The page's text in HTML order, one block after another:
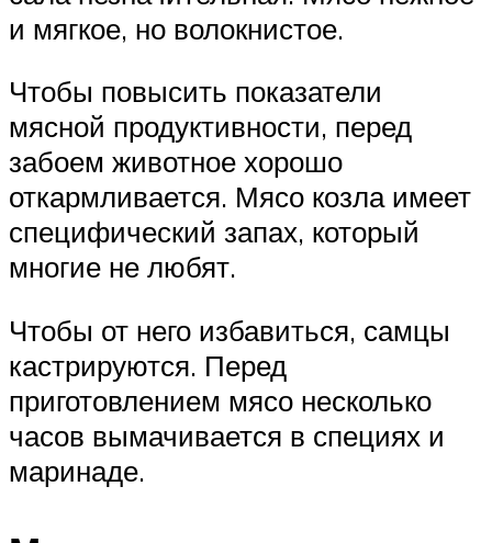
и мягкое, но волокнистое.
Чтобы повысить показатели
мясной продуктивности, перед
забоем животное хорошо
откармливается. Мясо козла имеет
специфический запах, который
многие не любят.
Чтобы от него избавиться, самцы
кастрируются. Перед
приготовлением мясо несколько
часов вымачивается в специях и
маринаде.